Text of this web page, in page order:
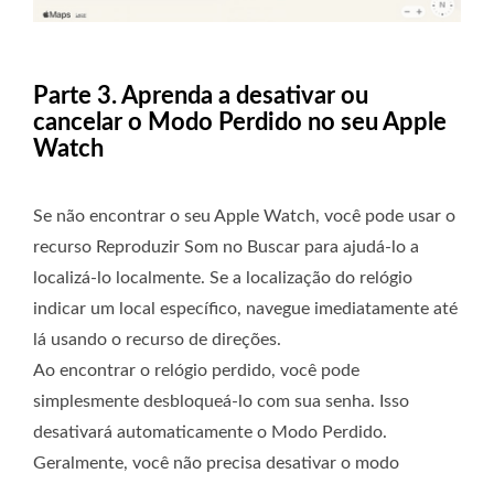
Parte 3. Aprenda a desativar ou
cancelar o Modo Perdido no seu Apple
Watch
Se não encontrar o seu Apple Watch, você pode usar o
recurso Reproduzir Som no Buscar para ajudá-lo a
localizá-lo localmente. Se a localização do relógio
indicar um local específico, navegue imediatamente até
lá usando o recurso de direções.
Ao encontrar o relógio perdido, você pode
simplesmente desbloqueá-lo com sua senha. Isso
desativará automaticamente o Modo Perdido.
Geralmente, você não precisa desativar o modo